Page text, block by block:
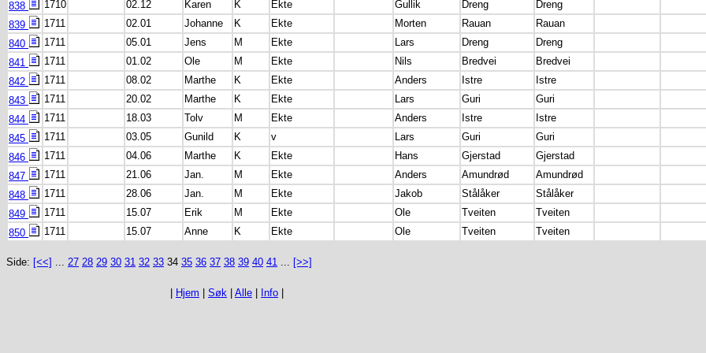
838 1710 02.12 Karen K Ekte Gullik Dreng
Dreng
839
1711 02.01 Johanne K Ekte Morten Rauan
Rauan
840
1711 05.01 Jens M Ekte Lars Dreng
Dreng
841
1711 01.02 Ole M Ekte Nils Bredvei
Bredvei
842
1711 08.02 Marthe K Ekte Anders Istre
Istre
843
1711 20.02 Marthe K Ekte Lars Guri
Guri
844
1711 18.03 Tolv M Ekte Anders Istre
Istre
845
1711 03.05 Gunild K v Lars Guri
Guri
846
1711 04.06 Marthe K Ekte Hans Gjerstad
Gjerstad
847
1711 21.06 Jan. M Ekte Anders Amundrød
Amundrød
848
1711 28.06 Jan. M Ekte Jakob Stålåker
Stålåker
849
1711 15.07 Erik M Ekte Ole Tveiten
Tveiten
850
1711 15.07 Anne K Ekte Ole Tveiten Tveiten
Side: [<<] ... 27 28 29 30 31 32 33 34 35 36 37 38 39 40 41 ... [>>]
Hjem Søk Alle Info